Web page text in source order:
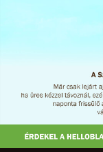
10% kedvezményt
Érvényes 2017.